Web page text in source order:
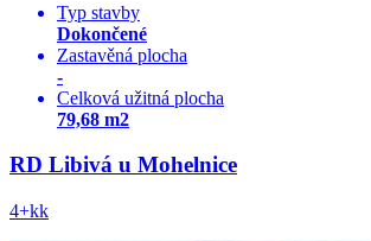
Typ stavby
Dokončené
Zastavěná plocha
-
Celková užitná plocha
79,68 m2
RD Libivá u Mohelnice
4+kk